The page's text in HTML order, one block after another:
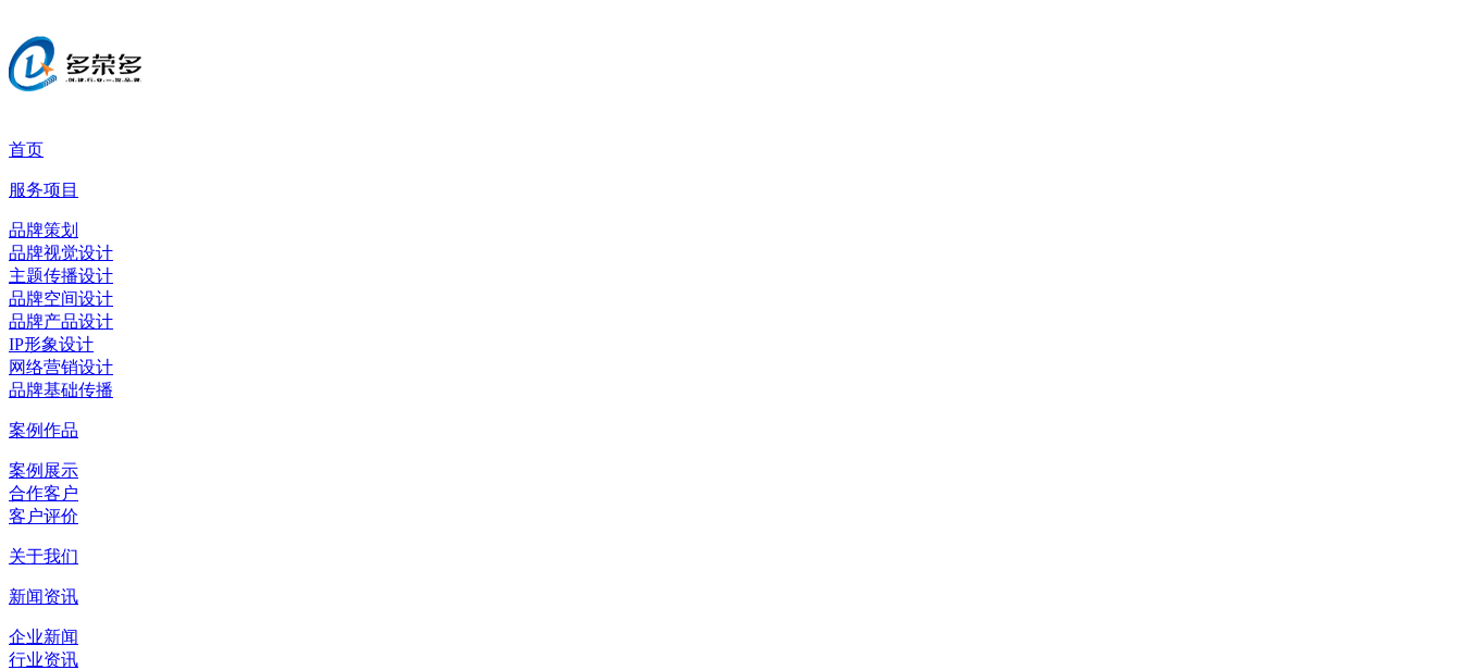
首页
服务项目
品牌策划
品牌视觉设计
主题传播设计
品牌空间设计
品牌产品设计
IP形象设计
网络营销设计
品牌基础传播
案例作品
案例展示
合作客户
客户评价
关于我们
新闻资讯
企业新闻
行业资讯